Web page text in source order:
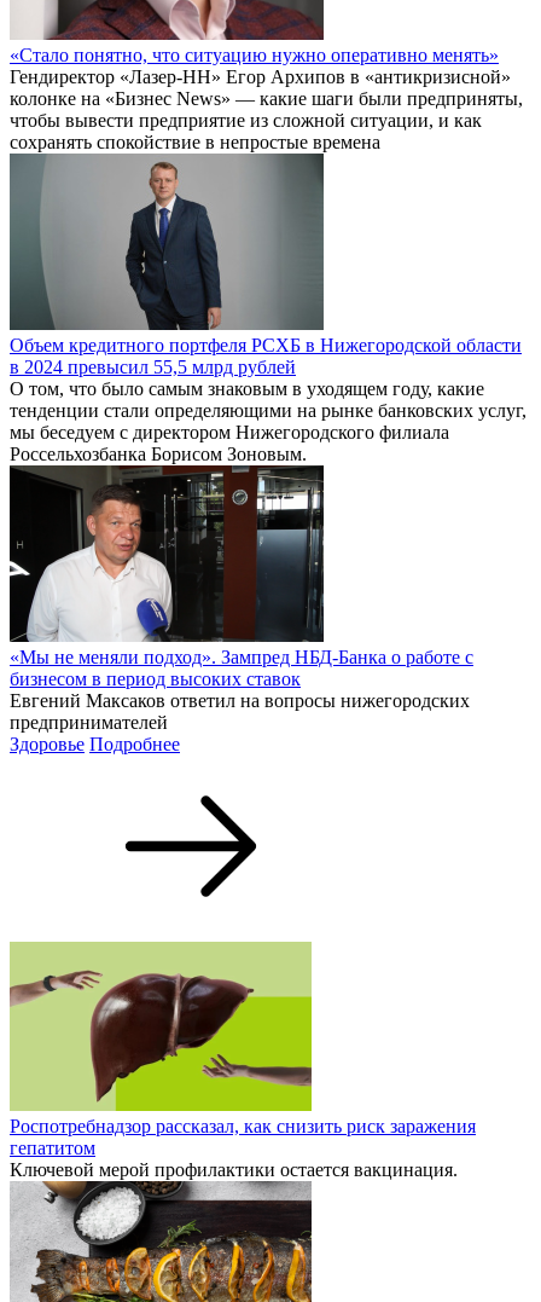
«Стало понятно, что ситуацию нужно оперативно менять»
Гендиректор «Лазер-НН» Егор Архипов в «антикризисной»
колонке на «Бизнес News» — какие шаги были предприняты,
чтобы вывести предприятие из сложной ситуации, и как
сохранять спокойствие в непростые времена
Объем кредитного портфеля РСХБ в Нижегородской области
в 2024 превысил 55,5 млрд рублей
О том, что было самым знаковым в уходящем году, какие
тенденции стали определяющими на рынке банковских услуг,
мы беседуем с директором Нижегородского филиала
Россельхозбанка Борисом Зоновым.
«Мы не меняли подход». Зампред НБД-Банка о работе с
бизнесом в период высоких ставок
Евгений Максаков ответил на вопросы нижегородских
предпринимателей
Здоровье Подробнее
Роспотребнадзор рассказал, как снизить риск заражения
гепатитом
Ключевой мерой профилактики остается вакцинация.